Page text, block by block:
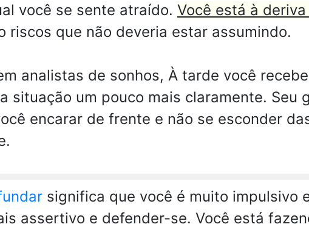
você se sente atraído. Você está à
riscos que não deveria estar assumindo.
analistas de sonhos, À tarde você
situação um pouco mais claramente. Seu
encarar de frente e não se esconder
significa que você é muito impulsivo
assertivo e defender-se. Você está